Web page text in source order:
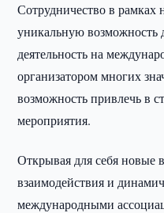
Сотрудничество в
уникальную возможность
деятельность на
организатором многих
возможность привлечь в
мероприятия.
Открывая для себя новые
взаимодействия и
международными